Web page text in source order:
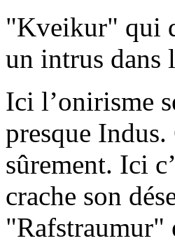
"Kveikur" qui
un intrus dans
Ici l’onirisme
presque Indus.
sûrement. Ici
crache son
"Rafstraumur"